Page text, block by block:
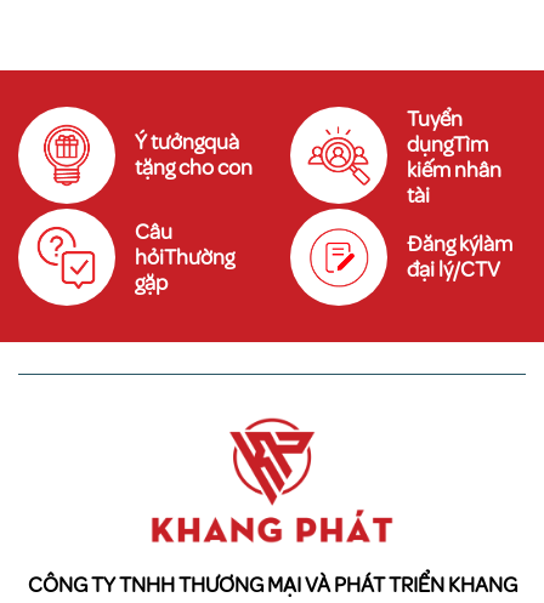
Ý tưởngquà
tặng cho con
Tuyển
dụngTìm
kiếm nhân
tài
Câu
hỏiThường
gặp
Đăng kýlàm
đại lý/CTV
CÔNG TY TNHH THƯƠNG MẠI VÀ PHÁT TRIỂN KHANG